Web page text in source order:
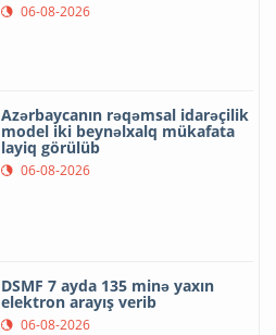
06-08-2026
Azərbaycanın rəqəmsal idarəçilik
model iki beynəlxalq mükafata
layiq görülüb
06-08-2026
DSMF 7 ayda 135 minə yaxın
elektron arayış verib
06-08-2026